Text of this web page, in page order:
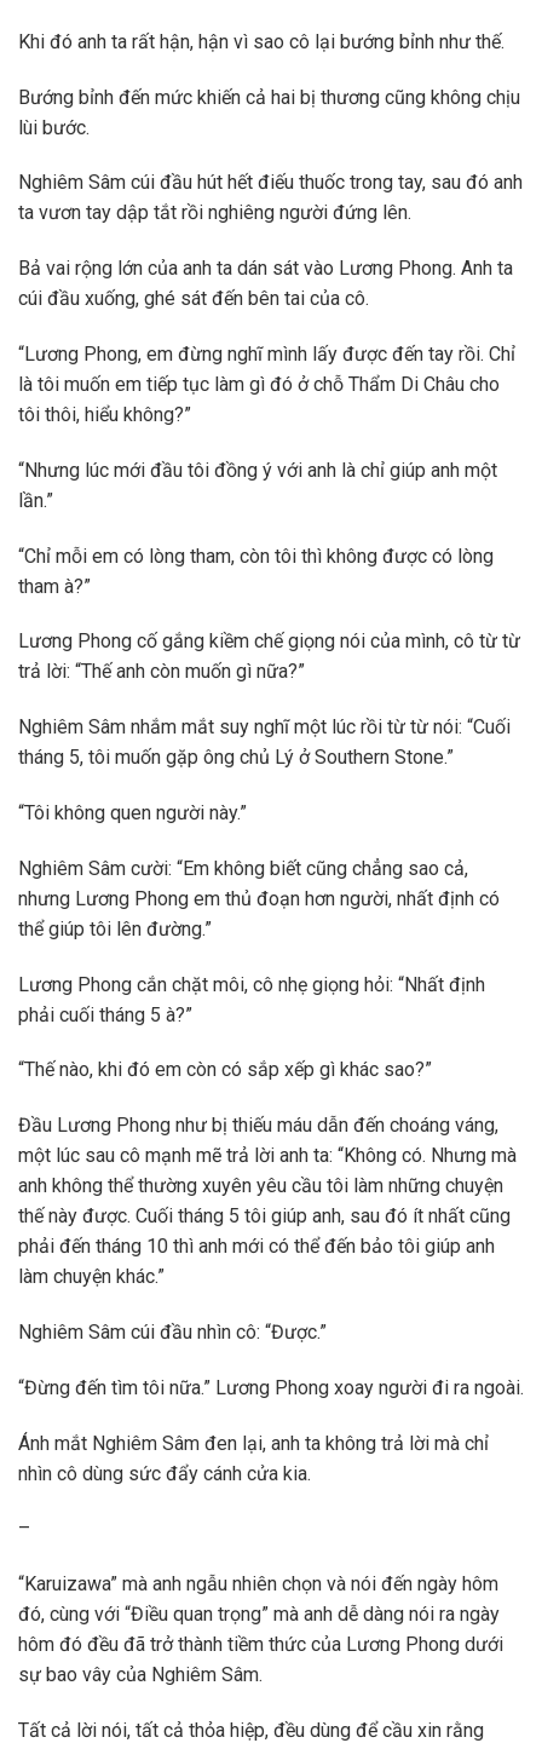
Khi đó anh ta rất hận, hận vì sao cô lại bướng bỉnh như thế.
Bướng bỉnh đến mức khiến cả hai bị thương cũng không chịu
lùi bước.
Nghiêm Sâm cúi đầu hút hết điếu thuốc trong tay, sau đó anh
ta vươn tay dập tắt rồi nghiêng người đứng lên.
Bả vai rộng lớn của anh ta dán sát vào Lương Phong. Anh ta
cúi đầu xuống, ghé sát đến bên tai của cô.
“Lương Phong, em đừng nghĩ mình lấy được đến tay rồi. Chỉ
là tôi muốn em tiếp tục làm gì đó ở chỗ Thẩm Di Châu cho
tôi thôi, hiểu không?”
“Nhưng lúc mới đầu tôi đồng ý với anh là chỉ giúp anh một
lần.”
“Chỉ mỗi em có lòng tham, còn tôi thì không được có lòng
tham à?”
Lương Phong cố gắng kiềm chế giọng nói của mình, cô từ từ
trả lời: “Thế anh còn muốn gì nữa?”
Nghiêm Sâm nhắm mắt suy nghĩ một lúc rồi từ từ nói: “Cuối
tháng 5, tôi muốn gặp ông chủ Lý ở Southern Stone.”
“Tôi không quen người này.”
Nghiêm Sâm cười: “Em không biết cũng chẳng sao cả,
nhưng Lương Phong em thủ đoạn hơn người, nhất định có
thể giúp tôi lên đường.”
Lương Phong cắn chặt môi, cô nhẹ giọng hỏi: “Nhất định
phải cuối tháng 5 à?”
“Thế nào, khi đó em còn có sắp xếp gì khác sao?”
Đầu Lương Phong như bị thiếu máu dẫn đến choáng váng,
một lúc sau cô mạnh mẽ trả lời anh ta: “Không có. Nhưng mà
anh không thể thường xuyên yêu cầu tôi làm những chuyện
thế này được. Cuối tháng 5 tôi giúp anh, sau đó ít nhất cũng
phải đến tháng 10 thì anh mới có thể đến bảo tôi giúp anh
làm chuyện khác.”
Nghiêm Sâm cúi đầu nhìn cô: “Được.”
“Đừng đến tìm tôi nữa.” Lương Phong xoay người đi ra ngoài.
Ánh mắt Nghiêm Sâm đen lại, anh ta không trả lời mà chỉ
nhìn cô dùng sức đẩy cánh cửa kia.
–
“Karuizawa” mà anh ngẫu nhiên chọn và nói đến ngày hôm
đó, cùng với “Điều quan trọng” mà anh dễ dàng nói ra ngày
hôm đó đều đã trở thành tiềm thức của Lương Phong dưới
sự bao vây của Nghiêm Sâm.
Tất cả lời nói, tất cả thỏa hiệp, đều dùng để cầu xin rằng